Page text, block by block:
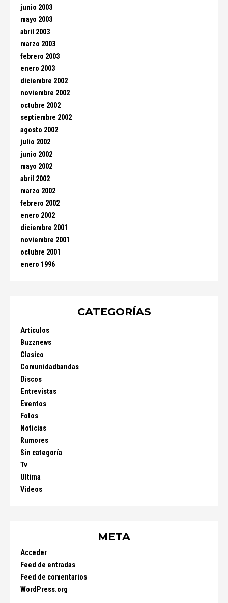
junio 2003
mayo 2003
abril 2003
marzo 2003
febrero 2003
enero 2003
diciembre 2002
noviembre 2002
octubre 2002
septiembre 2002
agosto 2002
julio 2002
junio 2002
mayo 2002
abril 2002
marzo 2002
febrero 2002
enero 2002
diciembre 2001
noviembre 2001
octubre 2001
enero 1996
CATEGORÍAS
Articulos
Buzznews
Clasico
Comunidadbandas
Discos
Entrevistas
Eventos
Fotos
Noticias
Rumores
Sin categoría
Tv
Ultima
Videos
META
Acceder
Feed de entradas
Feed de comentarios
WordPress.org